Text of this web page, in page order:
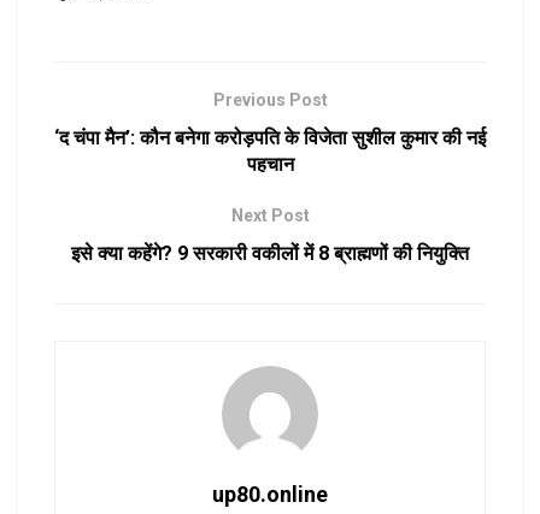
Previous Post
‘द चंपा मैन’: कौन बनेगा करोड़पति के विजेता सुशील कुमार की नई
पहचान
Next Post
इसे क्या कहेंगे? 9 सरकारी वकीलों में 8 ब्राह्मणों की नियुक्ति
up80.online